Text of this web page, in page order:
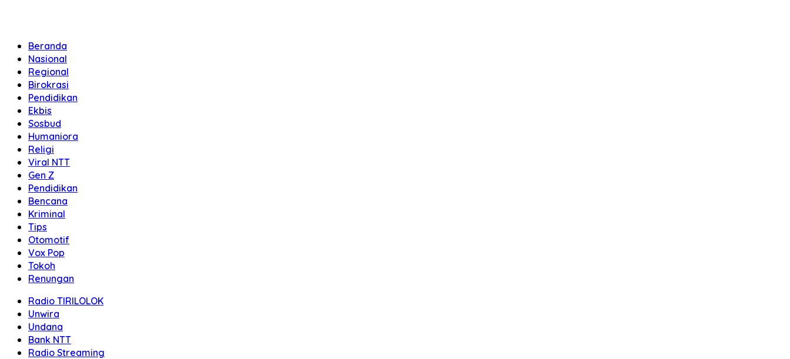
Beranda
Nasional
Regional
Birokrasi
Pendidikan
Ekbis
Sosbud
Humaniora
Religi
Viral NTT
Gen Z
Pendidikan
Bencana
Kriminal
Tips
Otomotif
Vox Pop
Tokoh
Renungan
Radio TIRILOLOK
Unwira
Undana
Bank NTT
Radio Streaming